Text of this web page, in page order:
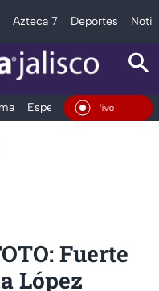
Azteca 7 Deportes
Espectáculos Deportes
En Vivo
Fuerte
López